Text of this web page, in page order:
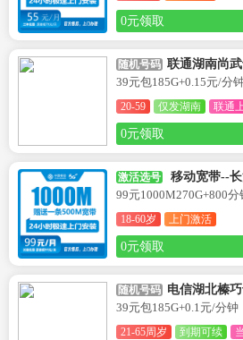
0元领取
随机号码 联通湖南尚
39元包185G+0.15元/分
20-59 仅发湖南 联通
0元领取
激活选号
移动宽带--
99元1000M270G+800分
18-60岁 上门激活
0元领取
随机号码 电信湖北榛
39元包185G+0.1元/分钟
21-65周岁 到期可续